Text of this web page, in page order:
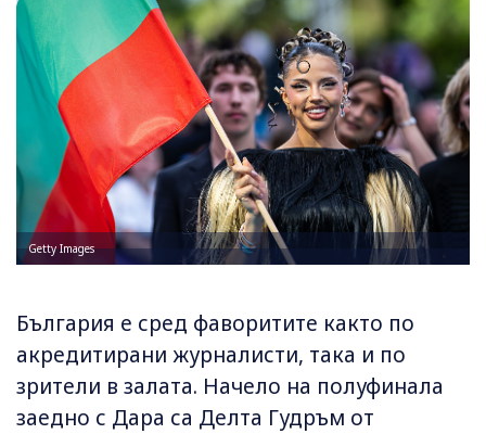
Getty Images
България е сред фаворитите както по
акредитирани журналисти, така и по
зрители в залата. Начело на полуфинала
заедно с Дара са Делта Гудръм от